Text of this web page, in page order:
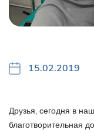
15.02.2019
Друзья, сегодня в
благотворительная